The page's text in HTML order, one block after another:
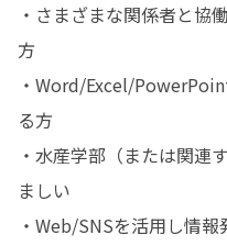
・さまざまな関係者と協
方
・Word/Excel/
る方
・水産学部（または関連
ましい
・Web/SNSを活用し情